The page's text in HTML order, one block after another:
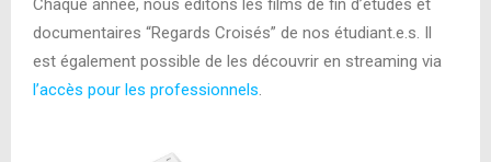
documentaires “Regards Croisés” de nos étudiant.e.s. Il
est également possible de les découvrir en streaming via
l’accès pour les professionnels